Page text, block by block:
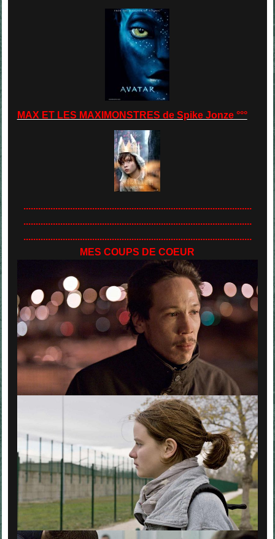
MAX ET LES MAXIMONSTRES de Spike Jonze °°°
.............................................................................................
.............................................................................................
.............................................................................................
MES COUPS DE COEUR